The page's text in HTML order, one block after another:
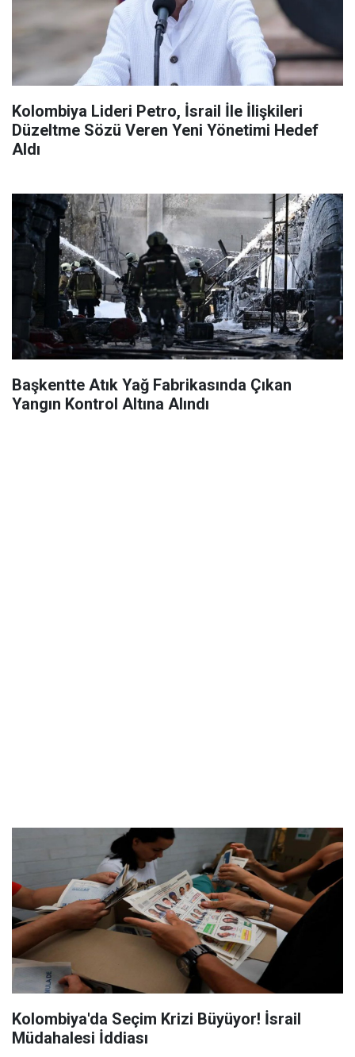
Kolombiya Lideri Petro, İsrail İle İlişkileri
Düzeltme Sözü Veren Yeni Yönetimi Hedef
Aldı
Başkentte Atık Yağ Fabrikasında Çıkan
Yangın Kontrol Altına Alındı
Kolombiya'da Seçim Krizi Büyüyor! İsrail
Müdahalesi İddiası